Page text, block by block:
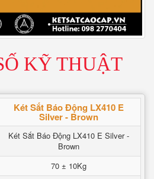
KỸ THUẬT
Két Sắt Báo Động LX410 E
Silver - Brown
Két Sắt Báo Động LX410 E Silver -
Brown
70 ± 10Kg